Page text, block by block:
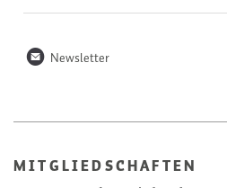
n Newsletter
MITGLIEDSCHAFTEN